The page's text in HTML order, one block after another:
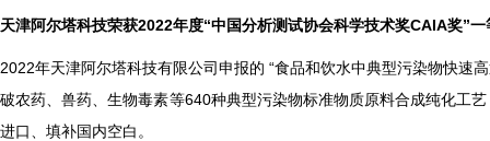
天津阿尔塔科技荣获2022年度“中国分析测试协会科学技术奖CAIA奖”
2022年天津阿尔塔科技有限公司申报的 “食品和饮水中典型污染物快速
破农药、兽药、生物毒素等640种典型污染物标准物质原料合成纯化工
进口、填补国内空白。